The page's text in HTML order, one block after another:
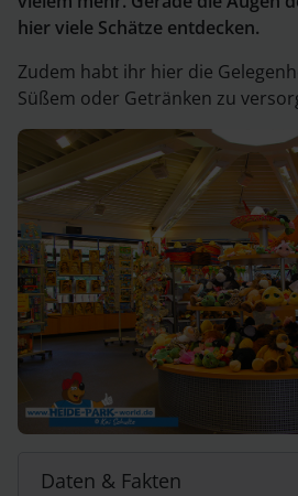
hier viele Schätze entdecken.
Zudem habt ihr hier die
Süßem oder Getränken zu
Daten & Fakten